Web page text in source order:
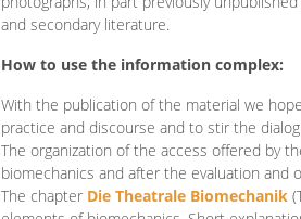
and secondary literature.
How to use the information complex:
With the publication of the material we
practice and discourse and to stir the
The organization of the access offered by
biomechanics and after the evaluation and
The chapter Die Theatrale Biomechanik